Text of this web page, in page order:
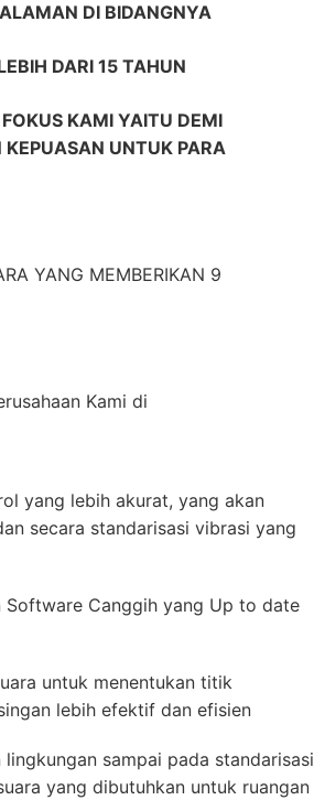
DI BIDANGNYA
DARI 15 TAHUN
KAMI YAITU DEMI
UNTUK PARA
YANG MEMBERIKAN 9
Kami di
yang lebih akurat, yang akan
secara standarisasi vibrasi yang
Software Canggih yang Up to date
untuk menentukan titik
lebih efektif dan efisien
sampai pada standarisasi
yang dibutuhkan untuk ruangan